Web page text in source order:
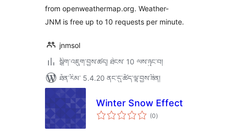
from openweathermap.org. Weather-
JNM is free up to 10 requests per minute.
jnmsol
སྒྲིག་འཇུག་བྱས་ཚད། ཐེངས་ 10 ལས་ཉུང་བ།
ཐོན་རིམ་ 5.4.20 ནང་དུ་ཚོད་ལྟ་བྱས་ཟིན།
Winter Snow Effect
(0གདེང་
འཇོག་
)